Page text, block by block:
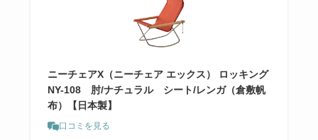
ニーチェアX（ニーチェア エックス） ロッキング
NY-108 肘/ナチュラル シート/レンガ（倉敷帆
布）【日本製】
口コミを見る